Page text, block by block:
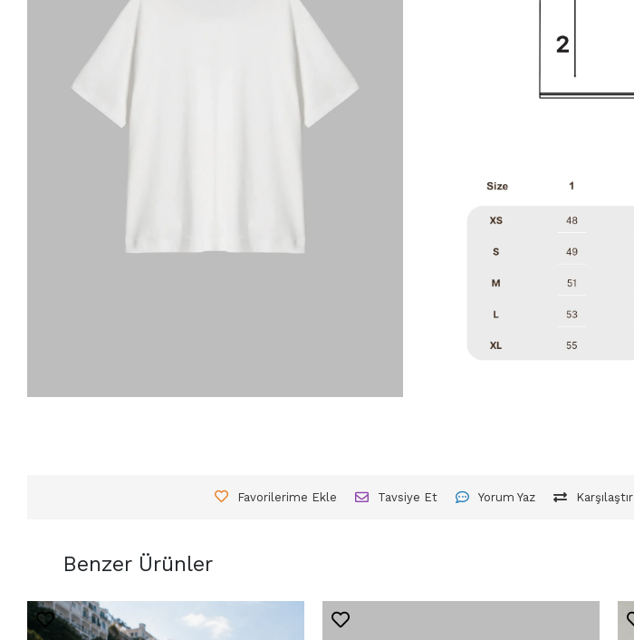
Favorilerime Ekle Tavsiye Et Yorum Yaz Karşılaştır
Benzer Ürünler